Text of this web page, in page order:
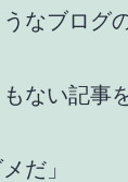
なブログ
もない記事
だ」